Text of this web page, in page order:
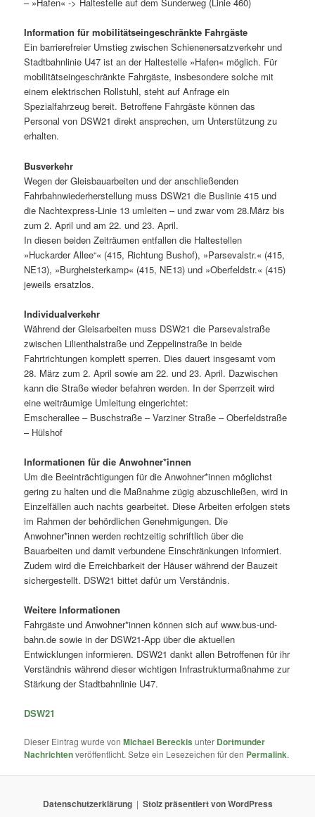
Information für mobilitätseingeschränkte Fahrgäste
Ein barrierefreier Umstieg zwischen Schienenersatzverkehr und
Stadtbahnlinie U47 ist an der Haltestelle »Hafen« möglich. Für
mobilitätseingeschränkte Fahrgäste, insbesondere solche mit
einem elektrischen Rollstuhl, steht auf Anfrage ein
Spezialfahrzeug bereit. Betroffene Fahrgäste können das
Personal von DSW21 direkt ansprechen, um Unterstützung zu
erhalten.
Busverkehr
Wegen der Gleisbauarbeiten und der anschließenden
Fahrbahnwiederherstellung muss DSW21 die Buslinie 415 und
die Nachtexpress-Linie 13 umleiten – und zwar vom 28.März bis
zum 2. April und am 22. und 23. April.
In diesen beiden Zeiträumen entfallen die Haltestellen
»Huckarder Allee“« (415, Richtung Bushof), »Parsevalstr.« (415,
NE13), »Burgheisterkamp« (415, NE13) und »Oberfeldstr.« (415)
jeweils ersatzlos.
Individualverkehr
Während der Gleisarbeiten muss DSW21 die Parsevalstraße
zwischen Lilienthalstraße und Zeppelinstraße in beide
Fahrtrichtungen komplett sperren. Dies dauert insgesamt vom
28. März zum 2. April sowie am 22. und 23. April. Dazwischen
kann die Straße wieder befahren werden. In der Sperrzeit wird
eine weiträumige Umleitung eingerichtet:
Emscherallee – Buschstraße – Varziner Straße – Oberfeldstraße
– Hülshof
Informationen für die Anwohner*innen
Um die Beeinträchtigungen für die Anwohner*innen möglichst
gering zu halten und die Maßnahme zügig abzuschließen, wird in
Einzelfällen auch nachts gearbeitet. Diese Arbeiten erfolgen stets
im Rahmen der behördlichen Genehmigungen. Die
Anwohner*innen werden rechtzeitig schriftlich über die
Bauarbeiten und damit verbundene Einschränkungen informiert.
Zudem wird die Erreichbarkeit der Häuser während der Bauzeit
sichergestellt. DSW21 bittet dafür um Verständnis.
Weitere Informationen
Fahrgäste und Anwohner*innen können sich auf www.bus-und-
bahn.de sowie in der DSW21-App über die aktuellen
Entwicklungen informieren. DSW21 dankt allen Betroffenen für ihr
Verständnis während dieser wichtigen Infrastrukturmaßnahme zur
Stärkung der Stadtbahnlinie U47.
DSW21
Dieser Eintrag wurde vonMichael Bereckis unter Dortmunder
Nachrichtenveröffentlicht. Setze ein Lesezeichen für den Permalink.
Datenschutzerklärung Stolz präsentiert von WordPress